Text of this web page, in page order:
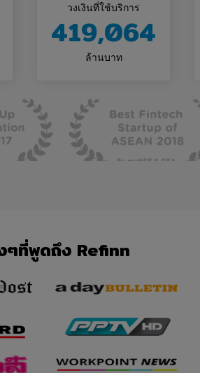
วรทราบ
อกเลิก ระงับหรือยุติการที่ท่านใช้
องบริษัท และบริษัทมีสิทธิที่จะยกเลิก
อบังคับใช้สิทธิของบริษัทตามข้อ
เหล่านี้ จะไม่ถือหรือตีความว่า
ล่าว บริษัทจะยังคงมีสิทธิที่จะใช้หรือ
ได้ในอนาคตไม่ว่าในเวลาใดๆ ใน
ามคล้ายคลึงกันมากที่สุดกับ
ทบัญญัติเดิม และบทบัญญัติอื่นๆ
ขฯ เหล่านี้เป็นความตกลงที่สมบูรณ์
ษัทและจะแทนที่สัญญาทั้งหมดก่อน
อการใช้บริการที่บริษัทให้บริการผ่าน
วงเงินที่ใช้บริการ
419,064
ล้านบาท
ๆที่พูดถึง Refinn